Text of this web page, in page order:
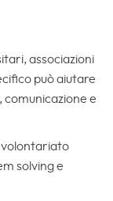
associazioni
può aiutare
comunicazione e
solving e